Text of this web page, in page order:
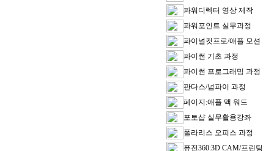
파워디렉터 영상 제작
파워포인트 실무과정
파이널컷프로/애플 모션
파이썬 기초 과정
파이썬 프로그래밍 과정
판다스/넘파이 과정
페이지:애플 맥 워드
포토샵 실무활용강좌
폴라리스 오피스 과정
퓨전360:3D CAM/프린팅